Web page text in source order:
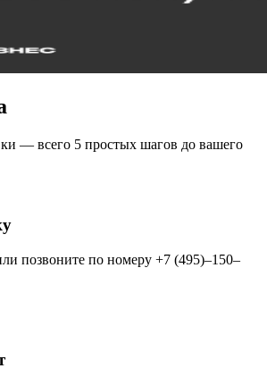
— всего 5 простых шагов до вашего
позвоните по номеру +7 (495)–150–